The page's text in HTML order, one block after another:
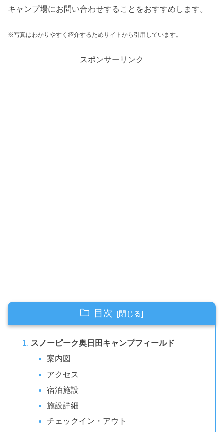
キャンプ場にお問い合わせすることをおすすめします。
※写真はわかりやすく紹介するためサイトから引用しています。
スポンサーリンク
目次
スノーピーク奥日田キャンプフィールド
案内図
アクセス
宿泊施設
施設詳細
チェックイン・アウト